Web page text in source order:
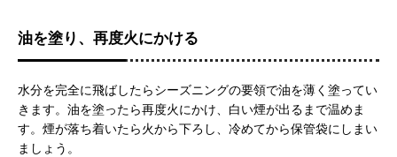
油を塗り、再度火にかける
水分を完全に飛ばしたらシーズニングの要領で油を薄く塗ってい
きます。油を塗ったら再度火にかけ、白い煙が出るまで温めま
す。煙が落ち着いたら火から下ろし、冷めてから保管袋にしまい
ましょう。